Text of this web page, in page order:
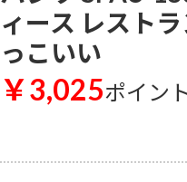
ィース レスト
っこいい
￥3,025ポイン